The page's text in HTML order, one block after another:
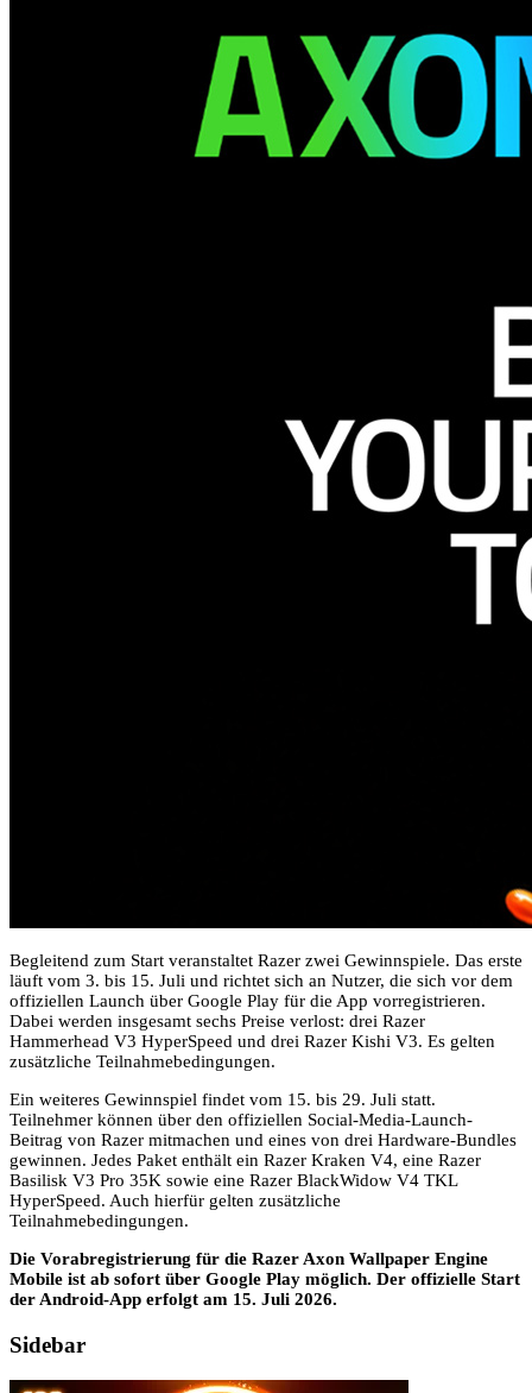
Begleitend zum Start veranstaltet Razer zwei Gewinnspiele. Das erste
läuft vom 3. bis 15. Juli und richtet sich an Nutzer, die sich vor dem
offiziellen Launch über Google Play für die App vorregistrieren.
Dabei werden insgesamt sechs Preise verlost: drei Razer
Hammerhead V3 HyperSpeed und drei Razer Kishi V3. Es gelten
zusätzliche Teilnahmebedingungen.
Ein weiteres Gewinnspiel findet vom 15. bis 29. Juli statt.
Teilnehmer können über den offiziellen Social-Media-Launch-
Beitrag von Razer mitmachen und eines von drei Hardware-Bundles
gewinnen. Jedes Paket enthält ein Razer Kraken V4, eine Razer
Basilisk V3 Pro 35K sowie eine Razer BlackWidow V4 TKL
HyperSpeed. Auch hierfür gelten zusätzliche
Teilnahmebedingungen.
Die Vorabregistrierung für die Razer Axon Wallpaper Engine
Mobile ist ab sofort über Google Play möglich. Der offizielle Start
der Android-App erfolgt am 15. Juli 2026.
Sidebar